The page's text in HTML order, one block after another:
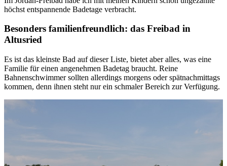
höchst entspannende Badetage verbracht.
Besonders familienfreundlich: das Freibad in
Altusried
Es ist das kleinste Bad auf dieser Liste, bietet aber alles, was eine
Familie für einen angenehmen Badetag braucht. Reine
Bahnenschwimmer sollten allerdings morgens oder spätnachmittags
kommen, denn ihnen steht nur ein schmaler Bereich zur Verfügung.